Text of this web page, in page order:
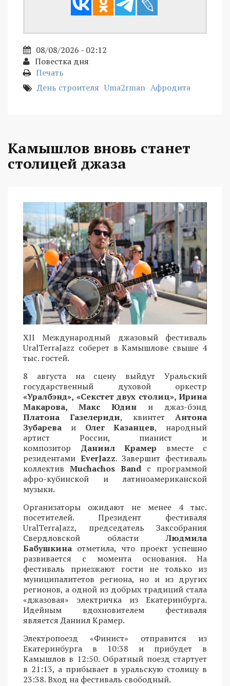
08/08/2026 - 02:12
Повестка дня
Печать
День строителя Uma2rman Афродита
Камышлов вновь станет
столицей джаза
XII Международный джазовый фестиваль
UralTerraJazz соберет в Камышлове свыше 4
тыс. гостей.
8 августа на сцену выйдут Уральский
государственный духовой оркестр
«Уралбэнд», «Секстет двух столиц», Ирина
Макарова, Макс Юдин и джаз-бэнд
Платона Газелериди, квинтетАнтона
Зубарева и Олег Казанцев, народный
артист России, пианист и
композитор Даниил Крамер вместе с
резидентами EverJazz. Завершит фестиваль
коллектив Muchachos Band с программой
афро-кубинской и латиноамериканской
музыки.
Организаторы ожидают не менее 4 тыс.
посетителей. Президент фестиваля
UralTerraJazz, председатель Заксобрания
Свердловской областиЛюдмила
Бабушкина отметила, что проект успешно
развивается с момента основания. На
фестиваль приезжают гости не только из
муниципалитетов региона, но и из других
регионов, а одной из добрых традиций стала
«джазовая» электричка из Екатеринбурга.
Идейным вдохновителем фестиваля
является Даниил Крамер.
Электропоезд «Финист» отправится из
Екатеринбурга в 10:38 и прибудет в
Камышлов в 12:50. Обратный поезд стартует
в 21:13, а прибывает в уральскую столицу в
23:38. Вход на фестиваль свободный.